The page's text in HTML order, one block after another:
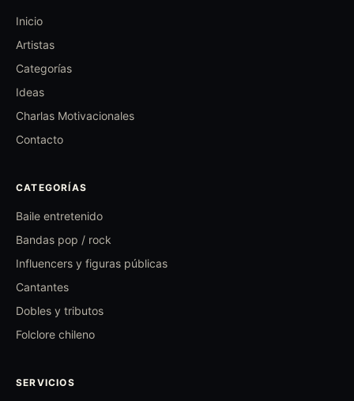
Inicio
Artistas
Categorías
Ideas
Charlas Motivacionales
Contacto
CATEGORÍAS
Baile entretenido
Bandas pop / rock
Influencers y figuras públicas
Cantantes
Dobles y tributos
Folclore chileno
SERVICIOS